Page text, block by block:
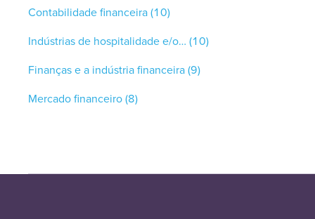
Contabilidade financeira(10)
Indústrias de hospitalidade e/ou serviços (10)
Finanças e a indústria financeira(9)
Mercado financeiro(8)